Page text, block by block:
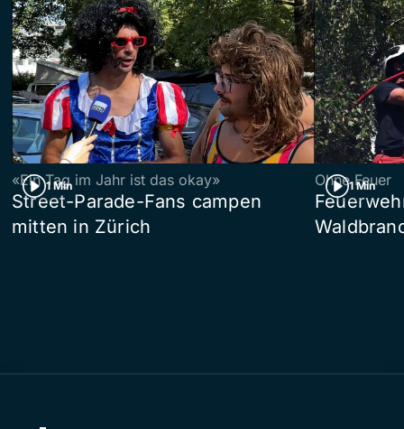
1 Min
«Ein Tag im Jahr ist das okay»
Street-Parade-Fans campen
mitten in Zürich
1 Min
Ohne Feuer